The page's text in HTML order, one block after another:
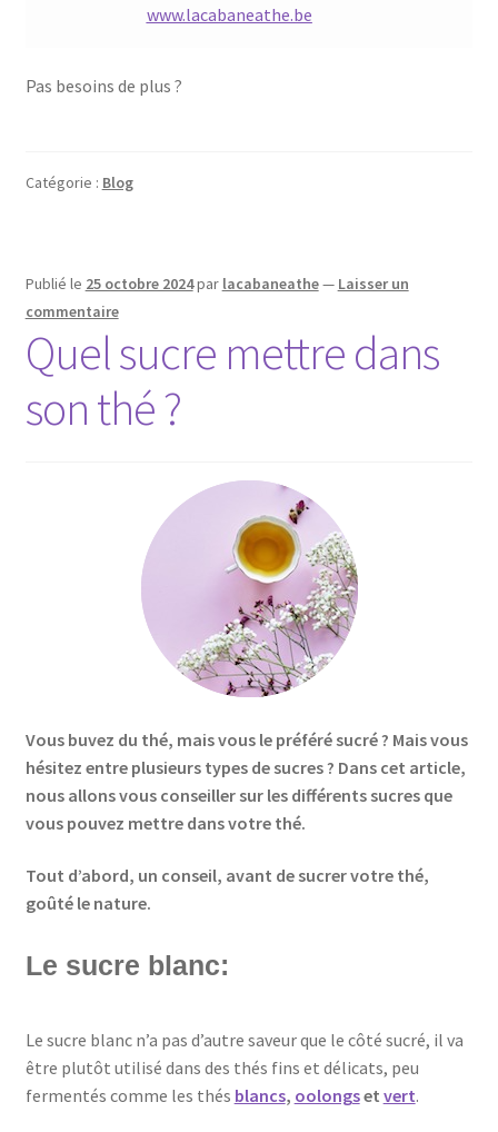
www.lacabaneathe.be
Pas besoins de plus ?
Catégorie : Blog
Publié le 25 octobre 2024par lacabaneathe— Laisser un
commentaire
Quel sucre mettre dans
son thé ?
Vous buvez du thé, mais vous le préféré sucré ? Mais vous
hésitez entre plusieurs types de sucres ? Dans cet article,
nous allons vous conseiller sur les différents sucres que
vous pouvez mettre dans votre thé.
Tout d’abord, un conseil, avant de sucrer votre thé,
goûté le nature.
Le sucre blanc:
Le sucre blanc n’a pas d’autre saveur que le côté sucré, il va
être plutôt utilisé dans des thés fins et délicats, peu
fermentés comme les thés blancs, oolongset vert.